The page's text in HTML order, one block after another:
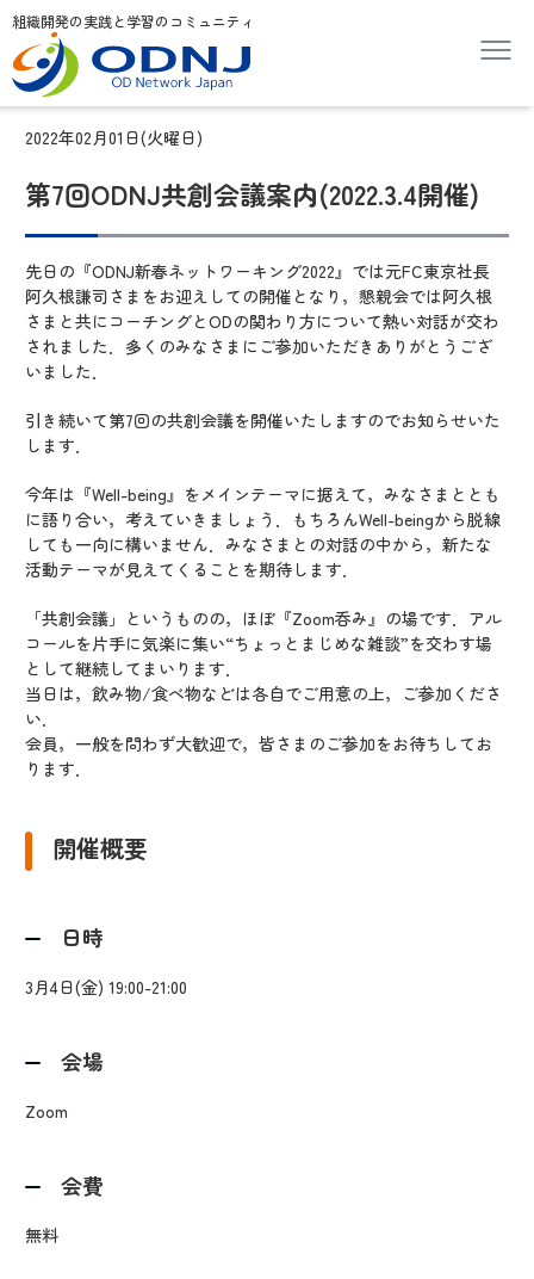
組織開発の実践と学習のコミュニティ
2022年02月01日(火曜日)
第7回ODNJ共創会議案内(2022.3.4開催)
先日の『ODNJ新春ネットワーキング2022』では元FC東京社長
阿久根謙司さまをお迎えしての開催となり，懇親会では阿久根
さまと共にコーチングとODの関わり方について熱い対話が交わ
されました．多くのみなさまにご参加いただきありがとうござ
いました．
引き続いて第7回の共創会議を開催いたしますのでお知らせいた
します．
今年は『Well-being』をメインテーマに据えて，みなさまととも
に語り合い，考えていきましょう．もちろんWell-beingから脱線
しても一向に構いません．みなさまとの対話の中から，新たな
活動テーマが見えてくることを期待します．
「共創会議」というものの，ほぼ『Zoom呑み』の場です．アル
コールを片手に気楽に集い“ちょっとまじめな雑談”を交わす場
として継続してまいります．
当日は，飲み物/食べ物などは各自でご用意の上，ご参加くださ
い．
会員，一般を問わず大歓迎で，皆さまのご参加をお待ちしてお
ります．
開催概要
日時
3月4日(金) 19:00-21:00
会場
Zoom
会費
無料